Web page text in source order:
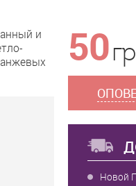
и
грн
50
Новой